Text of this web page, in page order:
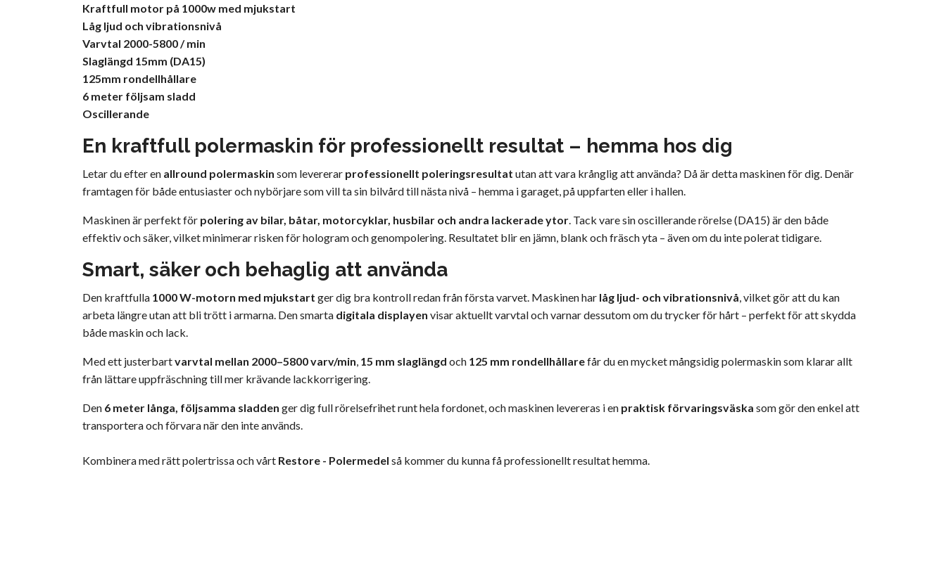
Kraftfull motor på 1000w med mjukstart
Låg ljud och vibrationsnivå
Varvtal 2000-5800 / min
Slaglängd 15mm (DA15)
125mm rondellhållare
6 meter följsam sladd
Oscillerande
En kraftfull polermaskin för professionellt resultat – hemma hos dig
Letar du efter en allround polermaskin som levererar professionellt poleringsresultat utan att vara krånglig att använda? Då är detta maskinen för dig. Denär
framtagen för både entusiaster och nybörjare som vill ta sin bilvård till nästa nivå – hemma i garaget, på uppfarten eller i hallen.
Maskinen är perfekt för polering av bilar, båtar, motorcyklar, husbilar och andra lackerade ytor. Tack vare sin oscillerande rörelse (DA15) är den både
effektiv och säker, vilket minimerar risken för hologram och genompolering. Resultatet blir en jämn, blank och fräsch yta – även om du inte polerat tidigare.
Smart, säker och behaglig att använda
Den kraftfulla 1000 W-motorn med mjukstart ger dig bra kontroll redan från första varvet. Maskinen har låg ljud- och vibrationsnivå, vilket gör att du kan
arbeta längre utan att bli trött i armarna. Den smarta digitala displayen visar aktuellt varvtal och varnar dessutom om du trycker för hårt – perfekt för att skydda
både maskin och lack.
Med ett justerbartvarvtal mellan 2000–5800 varv/min, 15 mm slaglängd och 125 mm rondellhållarefår du en mycket mångsidig polermaskin som klarar allt
från lättare uppfräschning till mer krävande lackkorrigering.
Den 6 meter långa, följsamma sladden ger dig full rörelsefrihet runt hela fordonet, och maskinen levereras i en praktisk förvaringsväska som gör den enkel att
transportera och förvara när den inte används.
Kombinera med rätt polertrissa och vårt Restore - Polermedel så kommer du kunna få professionellt resultat hemma.